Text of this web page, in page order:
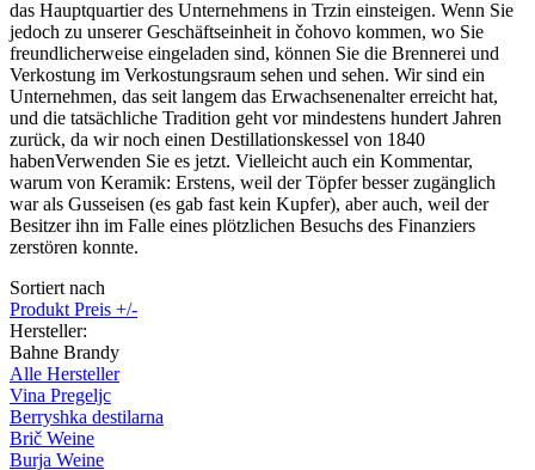
das Hauptquartier des Unternehmens in Trzin einsteigen. Wenn Sie
jedoch zu unserer Geschäftseinheit in čohovo kommen, wo Sie
freundlicherweise eingeladen sind, können Sie die Brennerei und
Verkostung im Verkostungsraum sehen und sehen. Wir sind ein
Unternehmen, das seit langem das Erwachsenenalter erreicht hat,
und die tatsächliche Tradition geht vor mindestens hundert Jahren
zurück, da wir noch einen Destillationskessel von 1840
habenVerwenden Sie es jetzt. Vielleicht auch ein Kommentar,
warum von Keramik: Erstens, weil der Töpfer besser zugänglich
war als Gusseisen (es gab fast kein Kupfer), aber auch, weil der
Besitzer ihn im Falle eines plötzlichen Besuchs des Finanziers
zerstören konnte.
Sortiert nach
Produkt Preis +/-
Hersteller:
Bahne Brandy
Alle Hersteller
Vina Pregeljc
Berryshka destilarna
Brič Weine
Burja Weine